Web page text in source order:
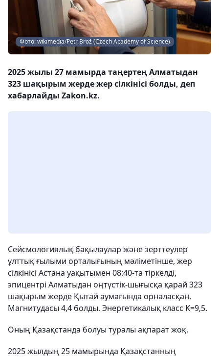
Фото: wikimedia/Petr Brož (Czech Academy of Science)
2025 жылы 27 мамырда таңертең Алматыдан
323 шақырым жерде жер сілкінісі болды, деп
хабарлайды Zakon.kz.
Сейсмологиялық бақылаулар және зерттеулер
ұлттық ғылыми орталығының мәліметінше, жер
сілкінісі Астана уақытымен 08:40-та тіркелді,
эпицентрі Алматыдан оңтүстік-шығысқа қарай 323
шақырым жерде Қытай аумағында орналасқан.
Магнитудасы 4,4 болды. Энергетикалық класс K=9,5.
Оның Қазақстанда болуы туралы ақпарат жоқ.
2025 жылдың 25 мамырында Қазақстанның